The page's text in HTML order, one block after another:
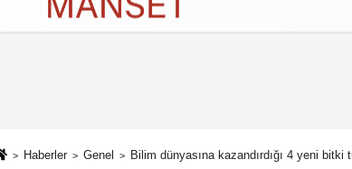
İletişim Çerez Politikası
Haberler Genel Bilim dünyasına kazandırdığı 4 yeni bitki